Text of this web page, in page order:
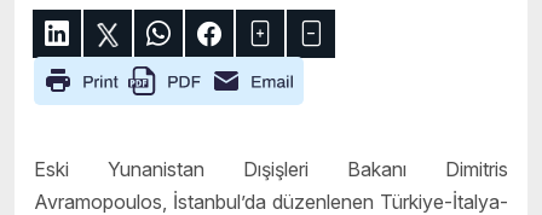
Eski Yunanistan Dışişleri Bakanı Dimitris
Avramopoulos, İstanbul’da düzenlenen Türkiye-İtalya-